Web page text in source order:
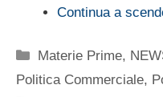
Continua a
Categorie
Materie Prime,
Politica Commerciale,